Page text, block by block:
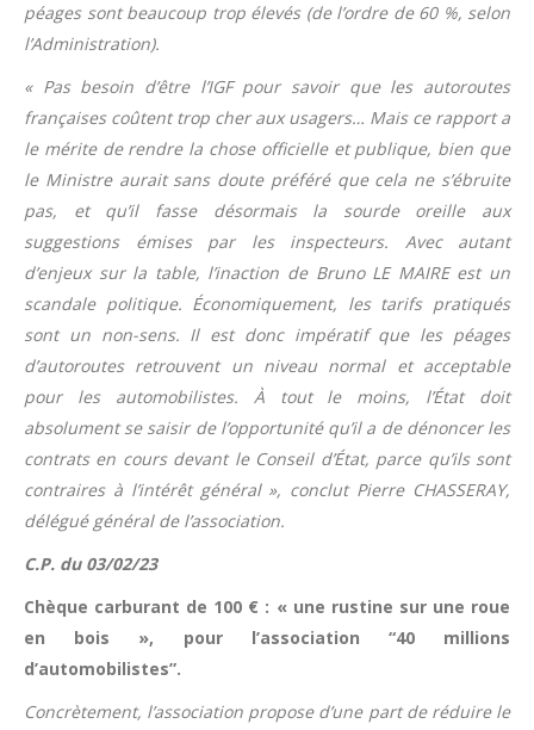
péages sont beaucoup trop élevés (de l’ordre de 60 %, selon
l’Administration).
« Pas besoin d’être l’IGF pour savoir que les autoroutes
françaises coûtent trop cher aux usagers… Mais ce rapport a
le mérite de rendre la chose officielle et publique, bien que
le Ministre aurait sans doute préféré que cela ne s’ébruite
pas, et qu’il fasse désormais la sourde oreille aux
suggestions émises par les inspecteurs. Avec autant
d’enjeux sur la table, l’inaction de Bruno LE MAIRE est un
scandale politique. Économiquement, les tarifs pratiqués
sont un non-sens. Il est donc impératif que les péages
d’autoroutes retrouvent un niveau normal et acceptable
pour les automobilistes. À tout le moins, l’État doit
absolument se saisir de l’opportunité qu’il a de dénoncer les
contrats en cours devant le Conseil d’État, parce qu’ils sont
contraires à l’intérêt général », conclut Pierre CHASSERAY,
délégué général de l’association.
C.P. du 03/02/23
Chèque carburant de 100 € : « une rustine sur une roue
en bois », pour l’association “40 millions
d’automobilistes”.
Concrètement, l’association propose d’une part de réduire le